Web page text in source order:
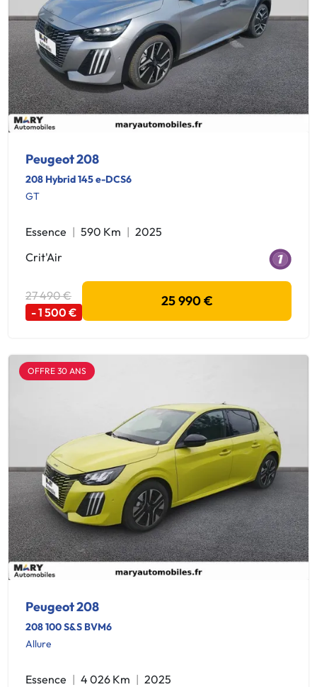
Peugeot 208
208 Hybrid 145 e-DCS6
GT
Essence 590 Km
2025
Crit'Air
27 490 €
- 1 500 €
25 990 €
OFFRE 30 ANS
Peugeot 208
208 100 S&S BVM6
Allure
Essence 4 026 Km
2025